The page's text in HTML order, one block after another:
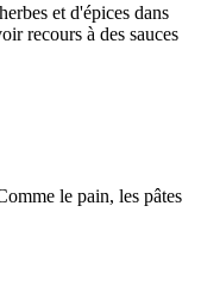
et d'épices dans
recours à des sauces
le pain, les pâtes